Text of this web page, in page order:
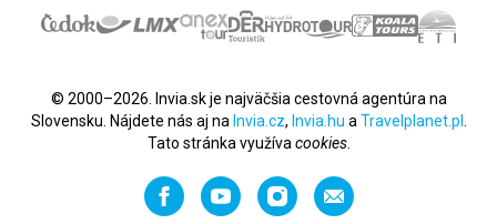
© 2000–2026. Invia.sk je najväčšia cestovná agentúra na
Slovensku. Nájdete nás aj na Invia.cz, Invia.hu a Travelplanet.pl
Tato stránka využíva cookies.
FacebookYouTubeInstagramOdporučiť